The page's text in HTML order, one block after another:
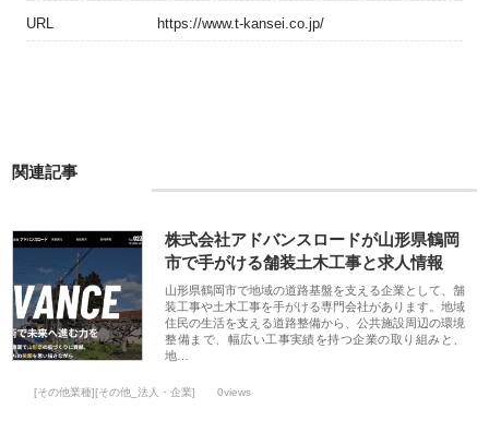
URL https://www.t-kansei.co.jp/
関連記事
株式会社アドバンスロードが山形県鶴岡
市で手がける舗装土木工事と求人情報
山形県鶴岡市で地域の道路基盤を支える企業として、舗
装工事や土木工事を手がける専門会社があります。地域
住民の生活を支える道路整備から、公共施設周辺の環境
整備まで、幅広い工事実績を持つ企業の取り組みと、
地…
[その他業種][その他_法人・企業] 0views